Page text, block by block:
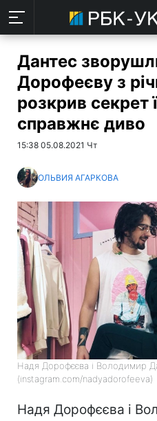
Дантес
Дорофеєву з
розкрив секрет
справжнє диво
15:38 05.08.2021 Чт
ОЛЬВИЯ АГАРКОВА
Надя Дорофєєва і Володимир
(instagram.com/nadyadorofeeva)
Надя Дорофєєва і